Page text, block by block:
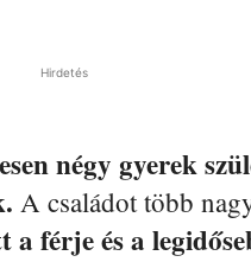
Hirdetés
négy gyerek
A családot több
férje és a